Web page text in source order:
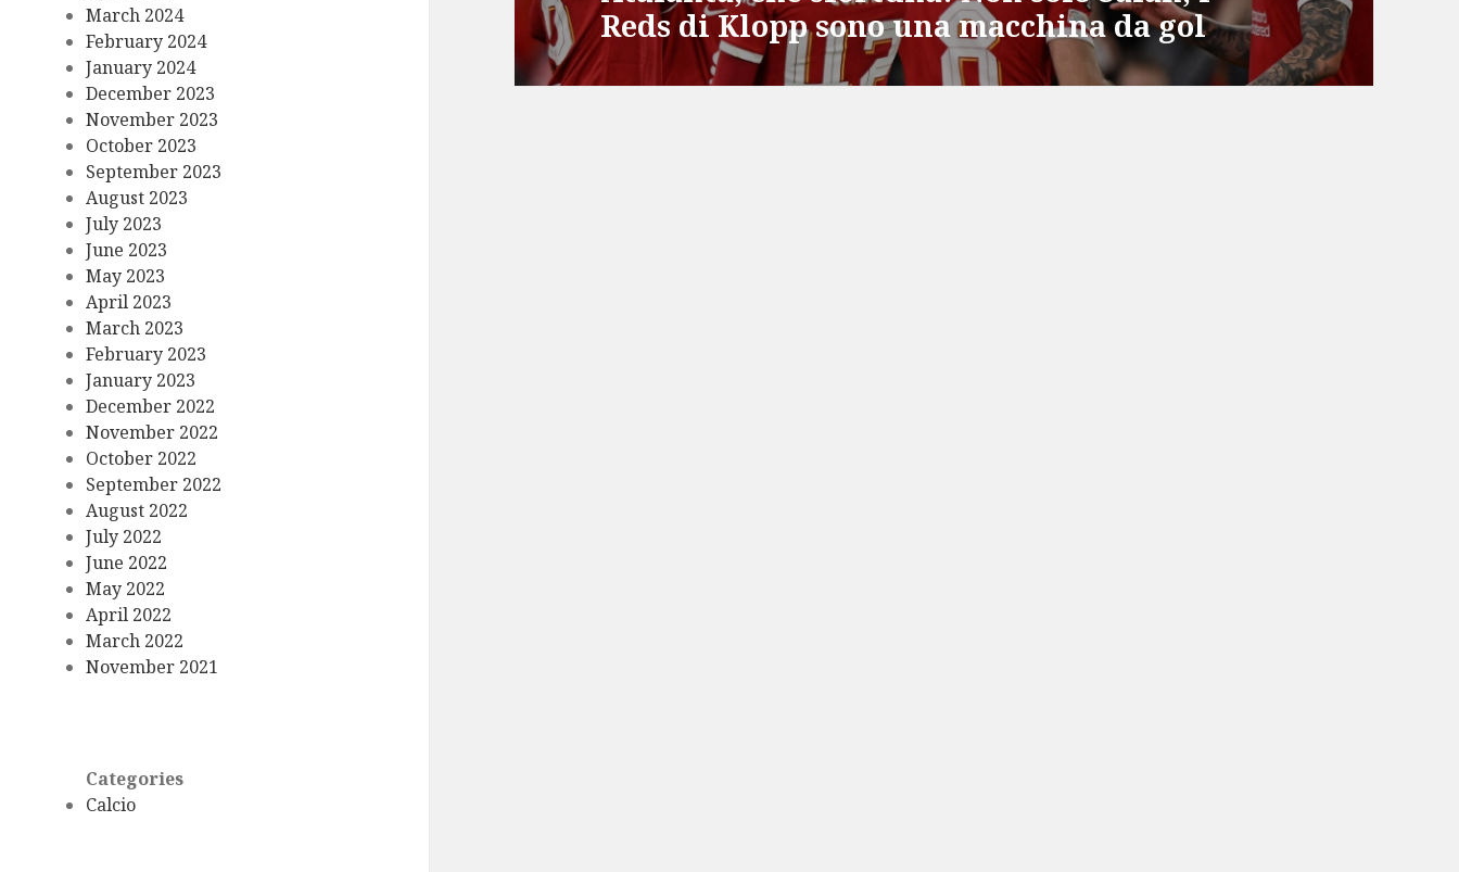
March 2024
February 2024
January 2024
December 2023
November 2023
October 2023
September 2023
August 2023
July 2023
June 2023
May 2023
April 2023
March 2023
February 2023
January 2023
December 2022
November 2022
October 2022
September 2022
August 2022
July 2022
June 2022
May 2022
April 2022
March 2022
November 2021
Categories
Calcio
post:
Reds di Klopp sono una macchina da gol